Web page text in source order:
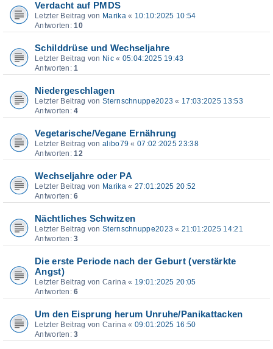
Verdacht auf PMDS
Letzter Beitrag von Marika« 10:10:2025 10:54
Antworten:10
Schilddrüse und Wechseljahre
Letzter Beitrag von Nic« 05:04:2025 19:43
Antworten:1
Niedergeschlagen
Letzter Beitrag von Sternschnuppe2023 « 17:03:2025 13:53
Antworten:4
Vegetarische/Vegane Ernährung
Letzter Beitrag von alibo79 «07:02:2025 23:38
Antworten:12
Wechseljahre oder PA
Letzter Beitrag von Marika« 27:01:2025 20:52
Antworten:6
Nächtliches Schwitzen
Letzter Beitrag von Sternschnuppe2023 «21:01:2025 14:21
Antworten:3
Die erste Periode nach der Geburt (verstärkte
Angst)
Letzter Beitrag vonCarina« 19:01:2025 20:05
Antworten:6
Um den Eisprung herum Unruhe/Panikattacken
Letzter Beitrag vonCarina« 09:01:2025 16:50
Antworten:3